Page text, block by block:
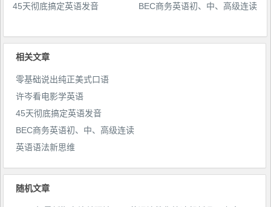
45天彻底搞定英语发音 BEC商务英语初、中、高级连读
相关文章
零基础说出纯正美式口语
许岑看电影学英语
45天彻底搞定英语发音
BEC商务英语初、中、高级连读
英语语法新思维
随机文章